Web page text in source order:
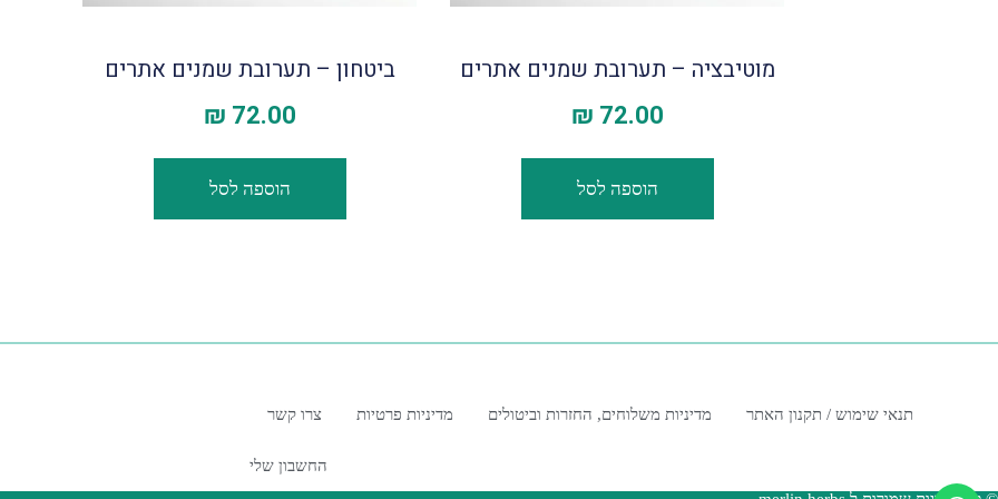
מוטיבציה – תערובת שמנים אתרים
72.00
₪
הוספה לסל
ביטחון – תערובת שמנים אתרים
72.00
₪
הוספה לסל
תנאי שימוש / תקנון האתר מדיניות משלוחים, החזרות וביטולים מדיניות פרטיות צרו קשר
החשבון שלי